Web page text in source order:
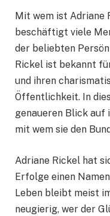
Mit wem ist Adriane
beschäftigt viele
der beliebten
Rickel ist bekannt
und ihren
Öffentlichkeit. In
genaueren Blick auf
mit wem sie den
Adriane Rickel hat
Erfolge einen
Leben bleibt meist
neugierig, wer der